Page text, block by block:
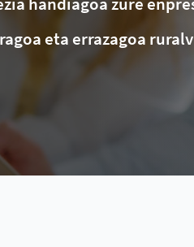
eta errazagoa